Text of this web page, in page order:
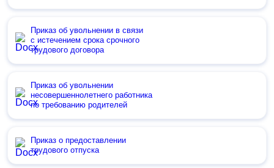
Приказ об увольнении в связи
с истечением срока срочного
трудового договора
Приказ об увольнении
несовершеннолетнего работника
по требованию родителей
Приказ о предоставлении
трудового отпуска